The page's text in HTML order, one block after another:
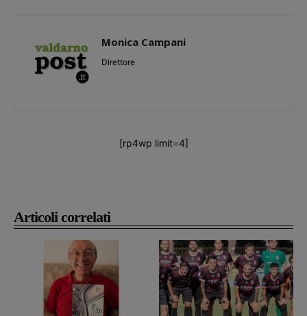
Articoli correlati
Monica Campani
Direttore
[rp4wp limit=4]